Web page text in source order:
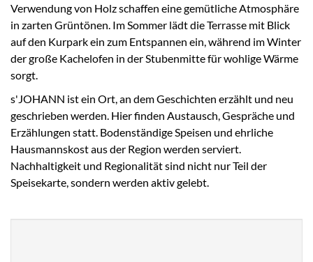
Verwendung von Holz schaffen eine gemütliche Atmosphäre
in zarten Grüntönen. Im Sommer lädt die Terrasse mit Blick
auf den Kurpark ein zum Entspannen ein, während im Winter
der große Kachelofen in der Stubenmitte für wohlige Wärme
sorgt.
s'JOHANN ist ein Ort, an dem Geschichten erzählt und neu
geschrieben werden. Hier finden Austausch, Gespräche und
Erzählungen statt. Bodenständige Speisen und ehrliche
Hausmannskost aus der Region werden serviert.
Nachhaltigkeit und Regionalität sind nicht nur Teil der
Speisekarte, sondern werden aktiv gelebt.